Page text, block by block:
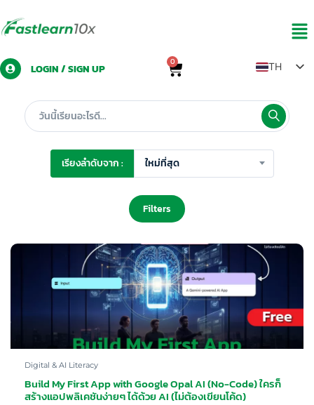
LOGIN / SIGN UP
0
TH
ZH
เรียงลำดับจาก : ใหม่ที่สุด
Filters
Digital & AI Literacy
Build My First App with Google Opal AI (No-Code) ใครก็
สร้างแอปพลิเคชันง่ายๆ ได้ด้วย AI (ไม่ต้องเขียนโค้ด)